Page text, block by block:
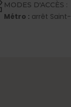
MODES D'ACCÈS :
Métro : arrêt